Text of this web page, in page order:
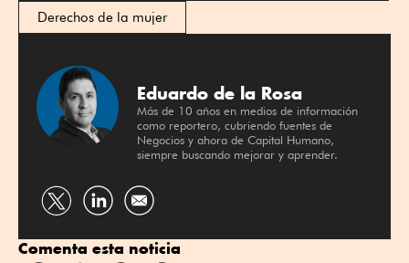
Derechos de la mujer
Eduardo de la Rosa
Más de 10 años en medios de información
como reportero, cubriendo fuentes de
Negocios y ahora de Capital Humano,
siempre buscando mejorar y aprender.
Compartir
Twitter
Compartir
Linkedin
Comenta esta noticia